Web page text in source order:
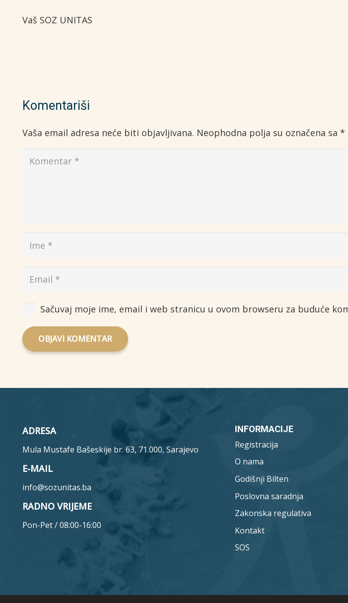
Vaš SOZ UNITAS
Komentariši
Vaša email adresa neće biti objavljivana. Neophodna polja su označena sa *
Sačuvaj moje ime, email i web stranicu u ovom browseru za buduće
OBJAVI KOMENTAR
ADRESA
Mula Mustafe Bašeskije br. 63, 71.000, Sarajevo
E-MAIL
info@sozunitas.ba
RADNO VRIJEME
Pon-Pet / 08:00-16:00
INFORMACIJE
Registracija
O nama
Godišnji Bilten
Poslovna saradnja
Zakonska regulativa
Kontakt
SOS